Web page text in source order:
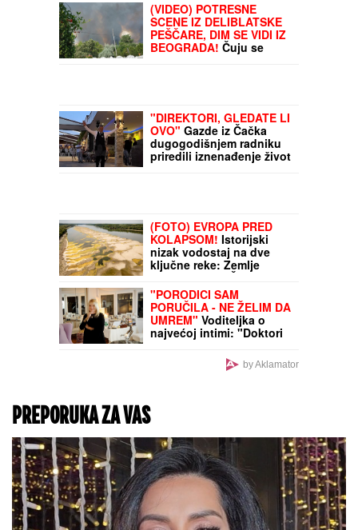
(VIDEO) POTRESNE
SCENE IZ DELIBLATSKE
PEŠČARE, DIM SE VIDI IZ
BEOGRADA! Čuju se
"DIREKTORI, GLEDATE LI
OVO" Gazde iz Čačka
dugogodišnjem radniku
priredili iznenađenje život
(FOTO) EVROPA PRED
KOLAPSOM! Istorijski
nizak vodostaj na dve
ključne reke: Zemlje
uvode DRASTIČNE MERE,
ako uskoro ne bude
padavina - crno nam se
piše
"PORODICI SAM
PORUČILA - NE ŽELIM DA
UMREM" Voditeljka o
najvećoj intimi: "Doktori
operaciju kad su shvatili
stanje stvari", ovo jeby Aklamator
PREPORUKA ZA VAS